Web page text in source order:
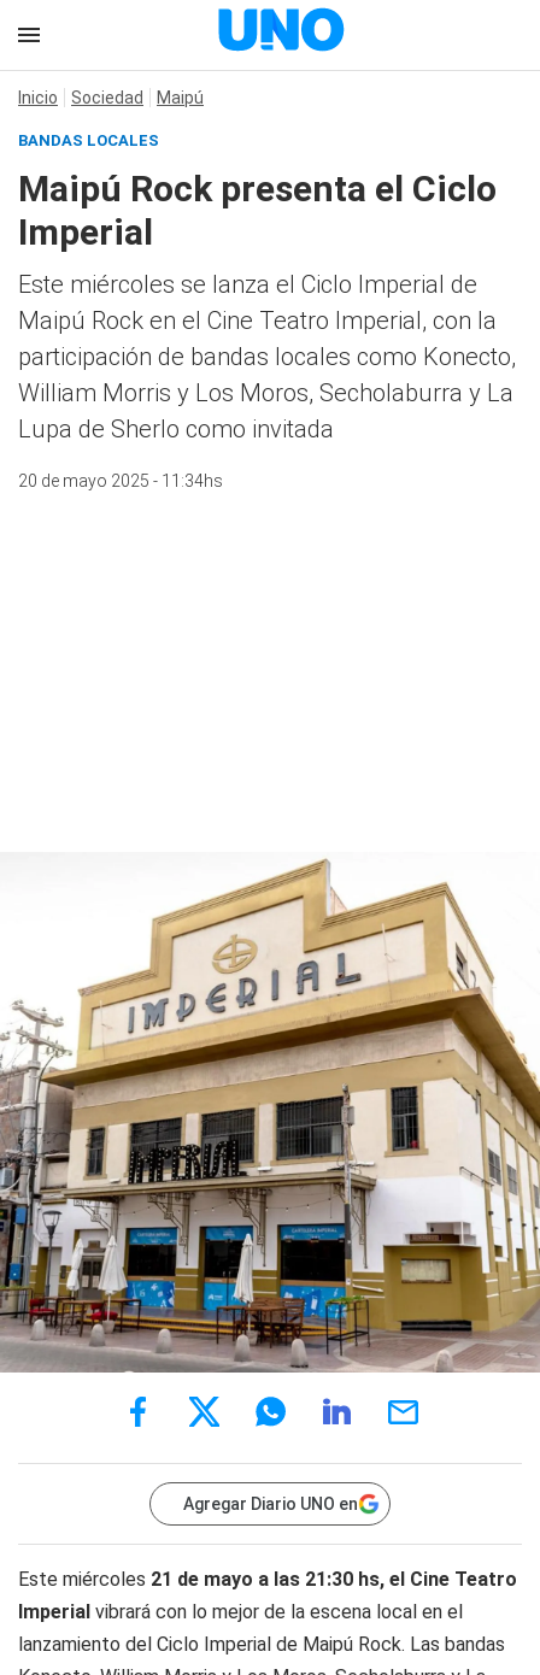
Inicio Sociedad Maipú
BANDAS LOCALES
Maipú Rock presenta el Ciclo
Imperial
Este miércoles se lanza el Ciclo Imperial de
Maipú Rock en el Cine Teatro Imperial, con la
participación de bandas locales como Konecto,
William Morris y Los Moros, Secholaburra y La
Lupa de Sherlo como invitada
20 de mayo 2025 - 11:34hs
Agregar Diario UNO en
Este miércoles 21 de mayo a las 21:30 hs, el Cine Teatro
Imperial vibrará con lo mejor de la escena local en el
lanzamiento del Ciclo Imperial de Maipú Rock. Las bandas